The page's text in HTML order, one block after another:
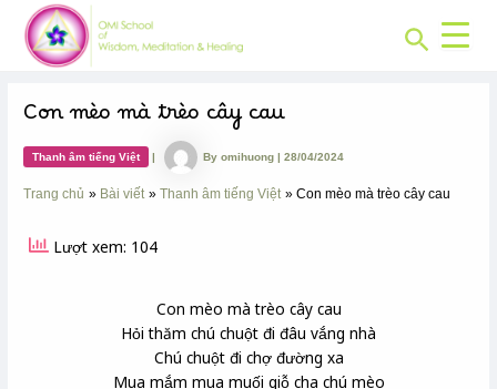
content
Search
Con mèo mà trèo cây cau
Thanh âm tiếng Việt | Byomihuong|28/04/2024
Trang chủ Bài viết Thanh âm tiếng Việt Con mèo mà trèo cây cau
Lượt xem: 104
Con mèo mà trèo cây cau
Hỏi thăm chú chuột đi đâu vắng nhà
Chú chuột đi chợ đường xa
Mua mắm mua muối giỗ cha chú mèo
Post
navigation
CHUYÊN
MỤC: